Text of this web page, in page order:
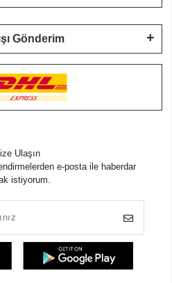
Gönderim
Ulaşın
e-posta ile haberdar
istiyorum.